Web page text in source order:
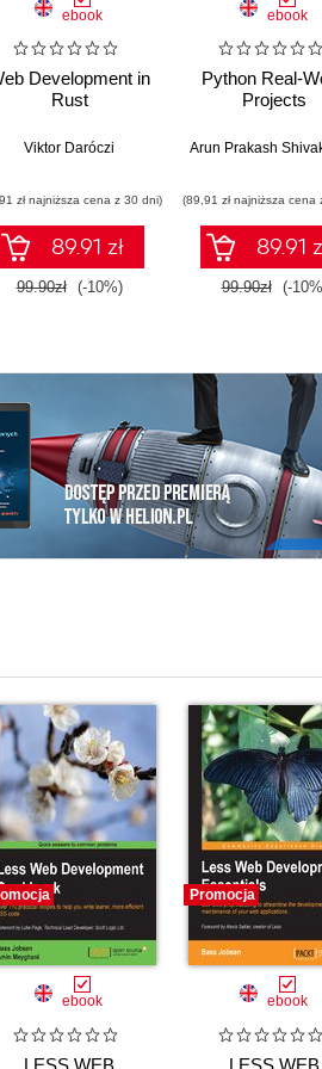
ebook
Development in
Rust
Viktor Daróczi
zł najniższa cena z 30 dni)
89.91 zł
99.90zł (-10%)
ebook
Python Real-
Projects
Arun Prakash
(89,91 zł najniższa cena
89.91
99.90zł (-
ebook
LESS WEB
Promocja
ebook
LESS WEB